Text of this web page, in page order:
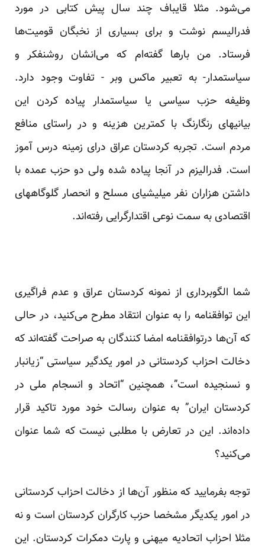
می‌شود. مثلا قایباف چند سال پیش کتابی در مورد
فدرالیسم نوشت و برای بسیاری از نخبگان قومیت‌ها
فرستاد. من بار‌ها گفته‌ام که می‌انشان روشنفکر و
سیاستمدار- به تعبیر ماکس وبر - تفاوت وجود دارد.
وظیفه حزب سیاسی یا سیاستمدار پیاده کردن این
بیانیهای رنگارنگ با کمترین هزینه و در راستای منافع
مردم است. تجربه کردستان عراق در‌ای زمینه درس آموز
است. فدرالیزم در آنجا پیاده شده ولی دو حزب عمده با
داشتن هزاران نفر میلیشیای مسلح و انحصار گلوگاههای
اقتصادی به سمت نوعی اقتدارگرایی رفته‌اند.
شما الگوبرداری از نمونه کردستان عراق و عدم فراگیری
این توافقنامه را به عنوان انتقاد مطرح می‌کنید، در حالی
که آن‌ها درتوافقنامه امضا کنندگان به صراحت گفته‌اند که
دخالت احزاب کردستانی در امور یکدگیر سیاستی “زیانبار
و نسنجیده است”، همچنین “اتحاد و انسجام ملی در
کردستان ایران” به عنوان رسالت خود مورد تاکید قرار
داده‌اند. این در تعارض با مطلبی نیست که شما عنوان
می‌کنید؟
توجه بفرمایید که منظور آن‌ها از دخالت احزاب کردستانی
در امور یکدیگر مشخصا حزب کارگران کردستان است و نه
مثلا احزاب اتحادیه میهنی و پارت دمکرات کردستان. این